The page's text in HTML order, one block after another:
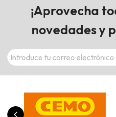
¡Aprovecha
novedades y